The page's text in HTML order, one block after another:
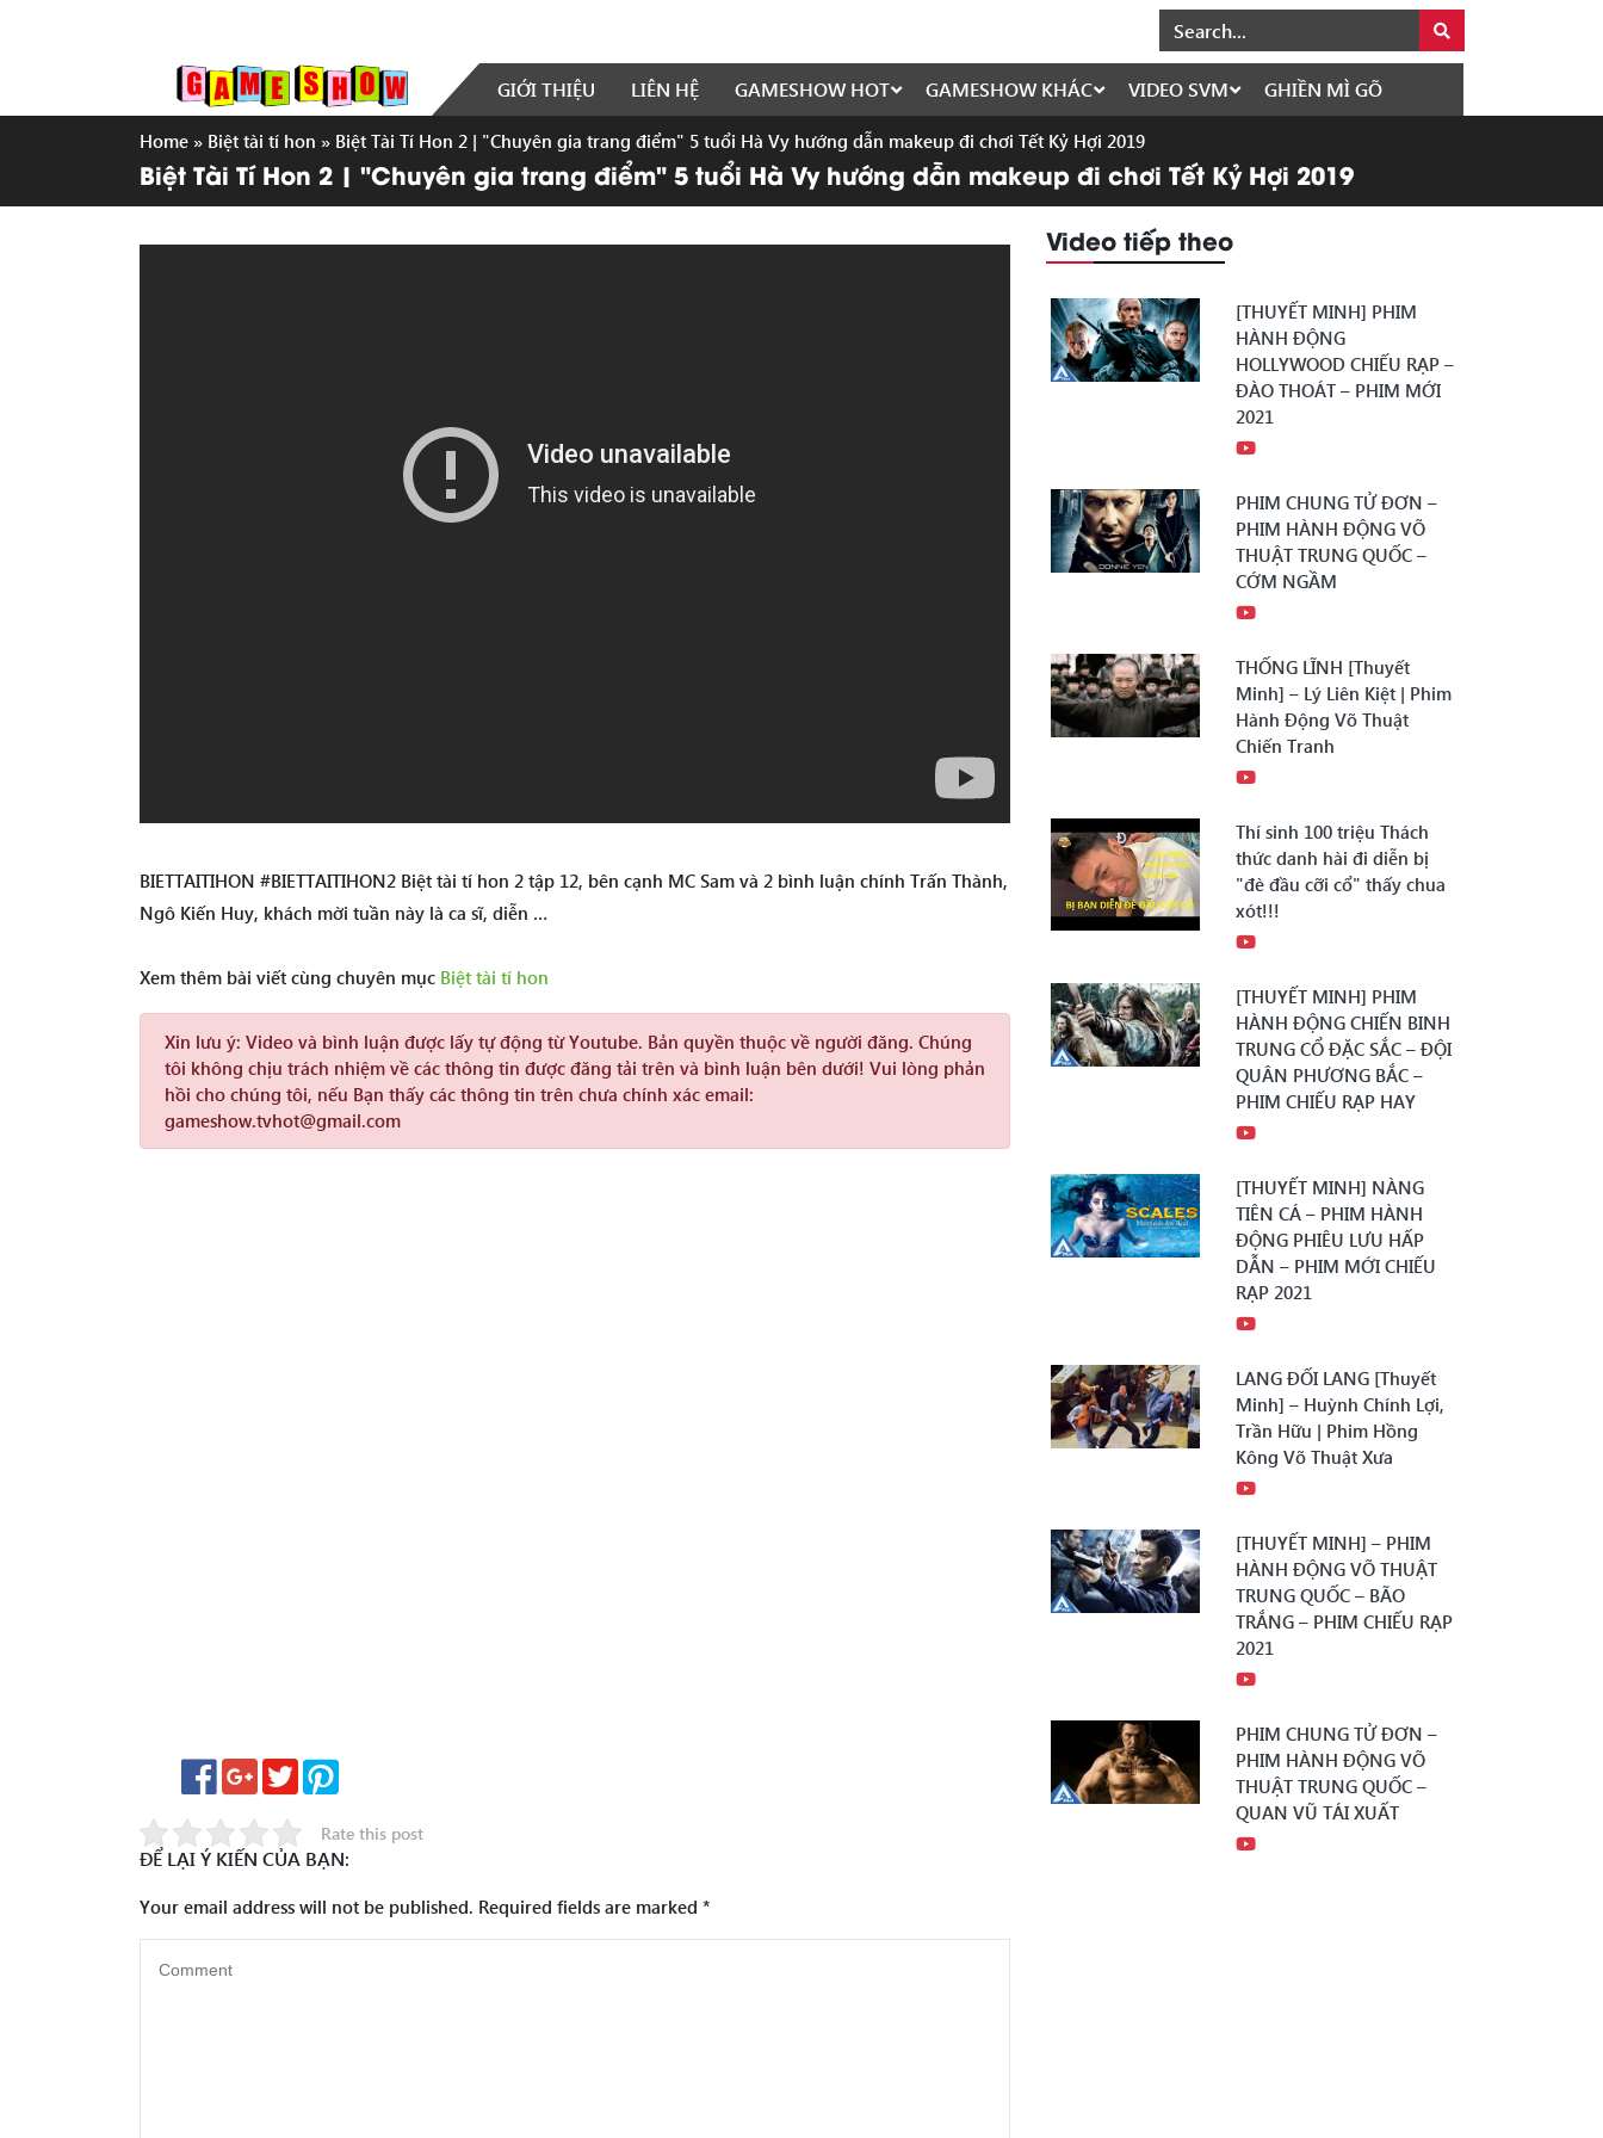
GIỚI THIỆU LIÊN HỆ GAMESHOW HOT GAMESHOW KHÁC VIDEO SVM GHIỀN MÌ GÕ
Home » Biệt tài tí hon » Biệt Tài Tí Hon 2 | "Chuyên gia trang điểm" 5 tuổi Hà Vy hướng dẫn makeup đi chơi Tết Kỷ Hợi 2019
Biệt Tài Tí Hon 2 | "Chuyên gia trang điểm" 5 tuổi Hà Vy hướng dẫn makeup đi chơi Tết Kỷ Hợi 2019
BIETTAITIHON #BIETTAITIHON2 Biệt tài tí hon 2 tập 12, bên cạnh MC Sam và 2 bình luận chính Trấn Thành,
Ngô Kiến Huy, khách mời tuần này là ca sĩ, diễn …
Xem thêm bài viết cùng chuyên mục Biệt tài tí hon
Xin lưu ý: Video và bình luận được lấy tự động từ Youtube. Bản quyền thuộc về người đăng. Chúng
tôi không chịu trách nhiệm về các thông tin được đăng tải trên và bình luận bên dưới! Vui lòng phản
hồi cho chúng tôi, nếu Bạn thấy các thông tin trên chưa chính xác email:
gameshow.tvhot@gmail.com
Rate this post
ĐỂ LẠI Ý KIẾN CỦA BẠN:
Your email address will not be published. Required fields are marked *
Video tiếp theo
[THUYẾT MINH] PHIM
HÀNH ĐỘNG
HOLLYWOOD CHIẾU RẠP –
ĐÀO THOÁT – PHIM MỚI
2021
PHIM CHUNG TỬ ĐƠN –
PHIM HÀNH ĐỘNG VÕ
THUẬT TRUNG QUỐC –
CỚM NGẦM
THỐNG LĨNH [Thuyết
Minh] – Lý Liên Kiệt | Phim
Hành Động Võ Thuật
Chiến Tranh
Thí sinh 100 triệu Thách
thức danh hài đi diễn bị
"đè đầu cỡi cổ" thấy chua
xót!!!
[THUYẾT MINH] PHIM
HÀNH ĐỘNG CHIẾN BINH
TRUNG CỔ ĐẶC SẮC – ĐỘI
QUÂN PHƯƠNG BẮC –
PHIM CHIẾU RẠP HAY
[THUYẾT MINH] NÀNG
TIÊN CÁ – PHIM HÀNH
ĐỘNG PHIÊU LƯU HẤP
DẪN – PHIM MỚI CHIẾU
RẠP 2021
LANG ĐỐI LANG [Thuyết
Minh] – Huỳnh Chính Lợi,
Trần Hữu | Phim Hồng
Kông Võ Thuật Xưa
[THUYẾT MINH] – PHIM
HÀNH ĐỘNG VÕ THUẬT
TRUNG QUỐC – BÃO
TRẮNG – PHIM CHIẾU RẠP
2021
PHIM CHUNG TỬ ĐƠN –
PHIM HÀNH ĐỘNG VÕ
THUẬT TRUNG QUỐC –
QUAN VŨ TÁI XUẤT